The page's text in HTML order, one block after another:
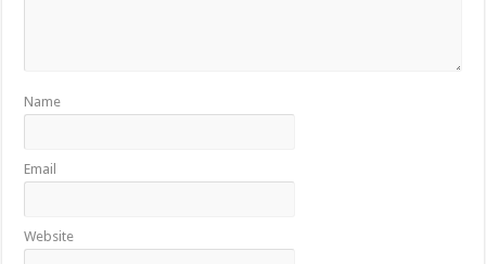
Name
Email
Website